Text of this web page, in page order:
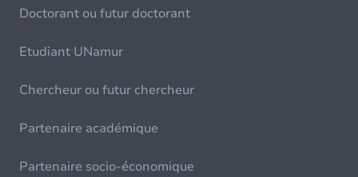
Doctorant ou futur doctorant
Etudiant UNamur
Chercheur ou futur chercheur
Partenaire académique
Partenaire socio-économique